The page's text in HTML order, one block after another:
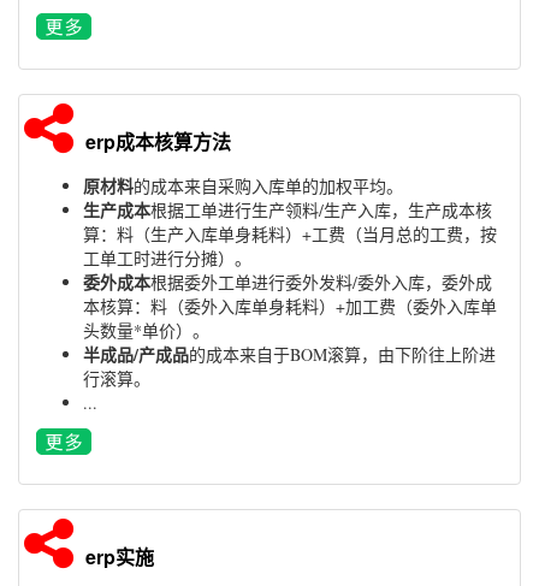
erp成本核算方法
原材料的成本来自采购入库单的加权平均。
生产成本根据工单进行生产领料/生产入库，生产成本核
算：料（生产入库单身耗料）+工费（当月总的工费，按
工单工时进行分摊）。
委外成本根据委外工单进行委外发料/委外入库，委外成
本核算：料（委外入库单身耗料）+加工费（委外入库单
头数量*单价）。
半成品/产成品的成本来自于BOM滚算，由下阶往上阶进
行滚算。
...
erp实施